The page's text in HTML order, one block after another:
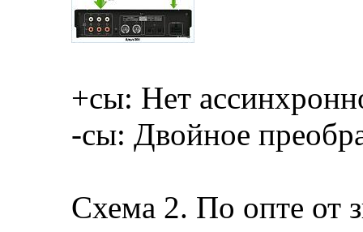
+сы: Нет
-сы: Двойное
Схема 2. По опте от